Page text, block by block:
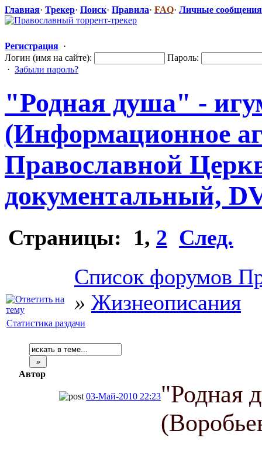
Главная· Трекер· Поиск· Правила· FAQ· Личные сообщения
Регистрация ·
Логин (имя на сайте):
Пароль:
· Забыли пароль?
"Родная душа" -
(Информационн​ое
Православной
документальн​ый,
Страницы: 1, 2 След.
Список форумов
» Жизнеописания
Статистика раздачи
Автор
03-Май-2010 22:23"Родная